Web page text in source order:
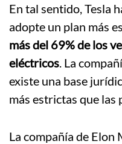
En tal sentido, Tesla
adopte un plan más
más del 69% de los
eléctricos . La
existe una base
más estrictas que las
La compañía de Elon